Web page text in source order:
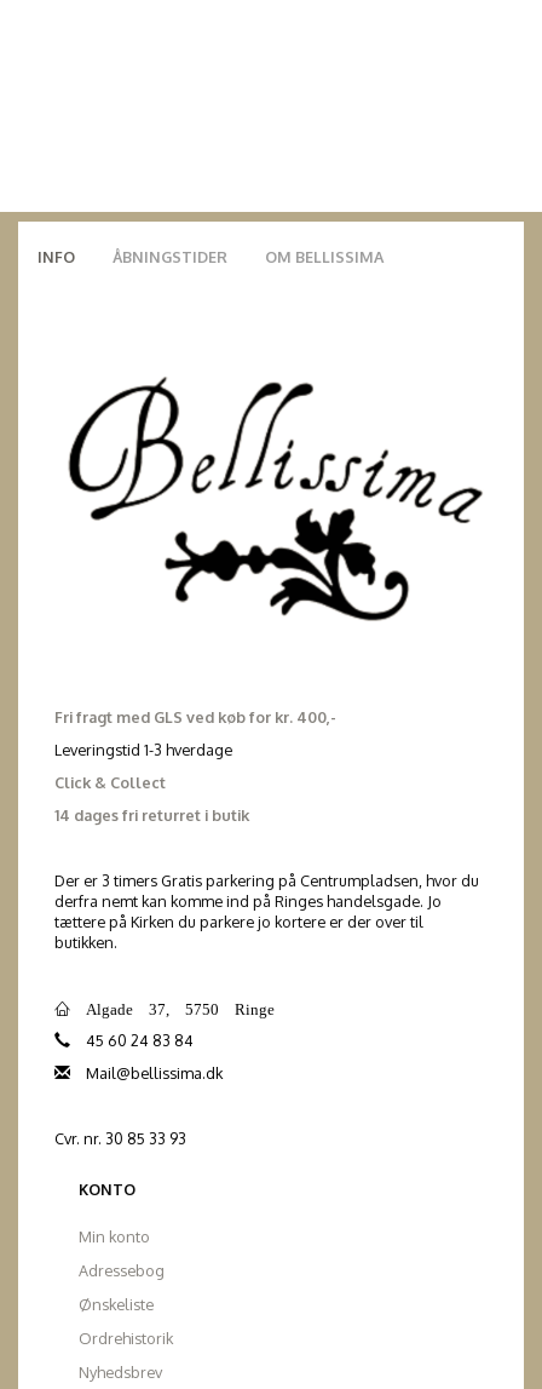
INFO ÅBNINGSTIDER OM BELLISSIMA
Fri fragt med GLS ved køb for kr. 400,-
Leveringstid 1-3 hverdage
Click & Collect
14 dages fri returret i butik
Der er 3 timers Gratis parkering på Centrumpladsen, hvor du
derfra nemt kan komme ind på Ringes handelsgade. Jo
tættere på Kirken du parkere jo kortere er der over til
butikken.
Algade 37, 5750 Ringe
45 60 24 83 84
Mail@bellissima.dk
Cvr. nr. 30 85 33 93
KONTO
Min konto
Adressebog
Ønskeliste
Ordrehistorik
Nyhedsbrev